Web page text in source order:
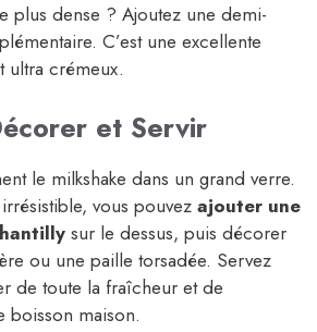
plus dense ? Ajoutez une demi-
C’est une excellente
ultra crémeux.
et Servir
le milkshake dans un grand verre.
vous pouvez ajouter une
sur le dessus, puis décorer
ou une paille torsadée. Servez
de toute la fraîcheur et de
boisson maison.